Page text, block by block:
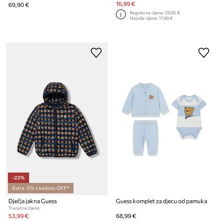
69,90 € 16,99 €
Regularna cijena:29,90 €
Najniža cijena:17,99 €
-22%
Extra -5% s kodom: OFF*
Dječja jakna Guess
Trenutna cijena:
53,99 €
Guess komplet za djecu od pamuka
68,99 €